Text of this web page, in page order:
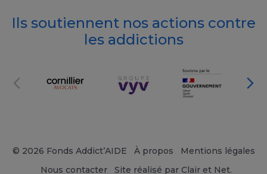
Ils soutiennent nos actions contre
les addictions
© 2026 Fonds Addict’AIDE À propos
Mentions légales
Nous contacter
Site réalisé par Clair et Net.